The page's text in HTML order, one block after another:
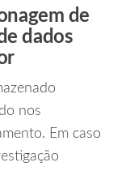
de
dados
nos
Em caso